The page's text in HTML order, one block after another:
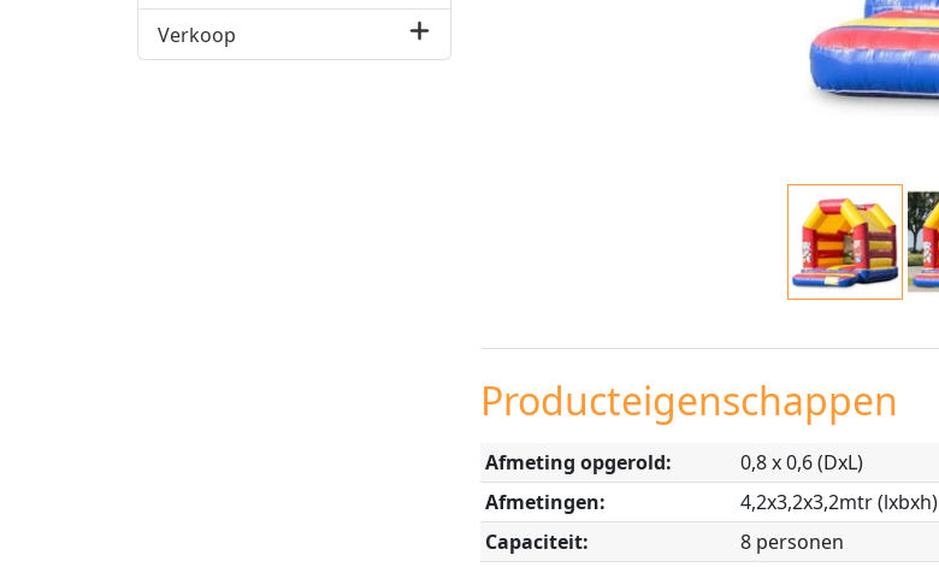
Verkoop
Producteigenschappen
Afmeting opgerold:
0,8 x 0,6 (DxL)
Afmetingen:
4,2x3,2x3,2mtr (lxbxh)
Capaciteit:
8 personen